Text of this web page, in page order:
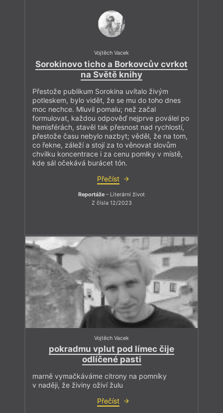
Vojtěch Vacek
Sorokinovo ticho a Borkovcův cvrkot
na Světě knihy
Přestože publikum Sorokina uvítalo živým
potleskem, bylo vidět, že se mu do toho dnes
moc nechce. Mluvil pomalu; než začal
formulovat, každou odpověď nejprve poválel po
hemisférách, stavěl tak přesnost nad rychlostí,
přestože času nebylo nazbyt; věděl, že na tom,
co řekne, záleží a stojí za to věnovat slovům
chvilku koncentrace i za cenu pomlky v místě,
kde sál očekává burácet tón.
Přečíst
Reportáže – Literární život
Z čísla 12/2023
Vojtěch Vacek
pokradmu vplut pod límec čije
odlíčené pasti
marně vymačkáváme citrony na pomníky
v naději, že živiny oživí žulu
Přečíst